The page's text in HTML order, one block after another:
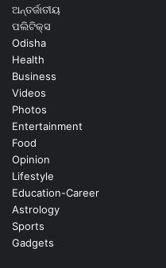
ଅନ୍ତର୍ଜାତୀୟ
ପଲିଟିକ୍ସ
Odisha
Health
Business
Videos
Photos
Entertainment
Food
Opinion
Lifestyle
Education-Career
Astrology
Sports
Gadgets